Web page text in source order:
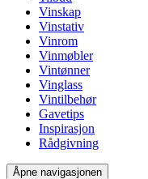
Vinskap
Vinstativ
Vinrom
Vinmøbler
Vintønner
Vinglass
Vintilbehør
Gavetips
Inspirasjon
Rådgivning
Åpne navigasjonen